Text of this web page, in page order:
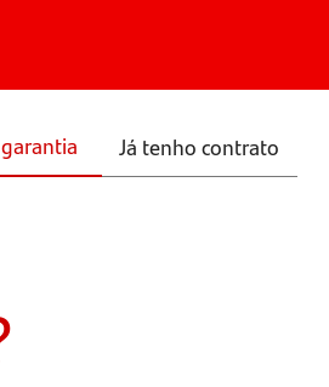
Já tenho contrato